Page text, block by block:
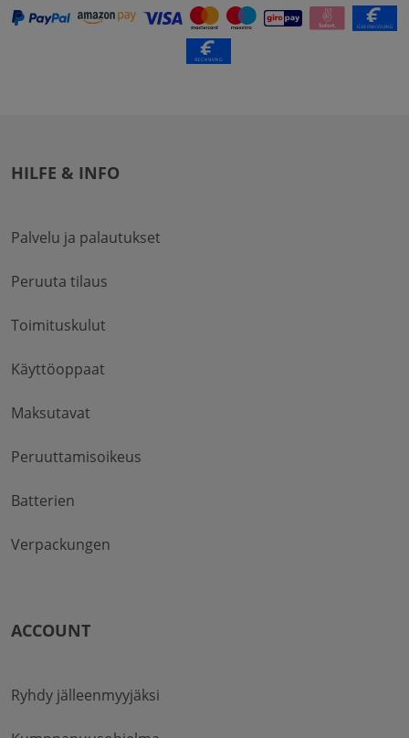
HILFE & INFO
Palvelu ja palautukset
Peruuta tilaus
Toimituskulut
Käyttöoppaat
Maksutavat
Peruuttamisoikeus
Batterien
Verpackungen
ACCOUNT
Ryhdy jälleenmyyjäksi